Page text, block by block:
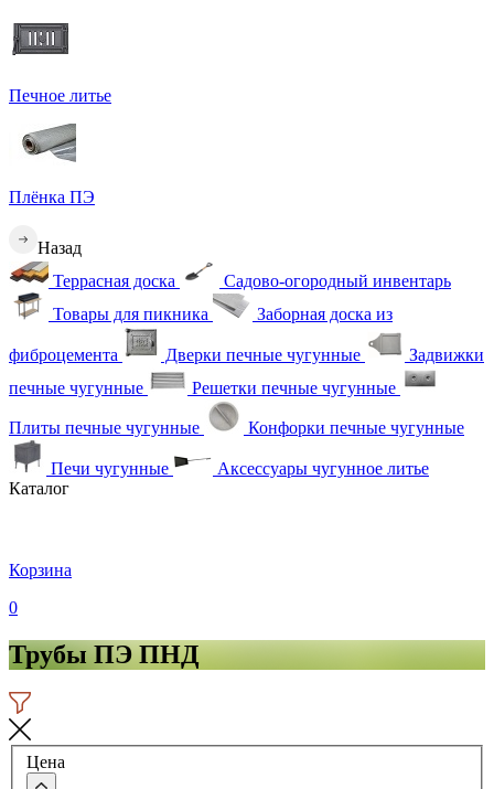
Печное литье
Плёнка ПЭ
Назад
Террасная доска
Садово-огородный инвентарь
Товары для пикника
Заборная доска из
фиброцемента Дверки печные чугунные
Задвижки
печные чугунные
Решетки печные чугунные
Плиты печные чугунные Конфорки печные чугунные
Печи чугунные
Аксессуары чугунное литье
Каталог
Корзина
0
Трубы ПЭ ПНД
Цена